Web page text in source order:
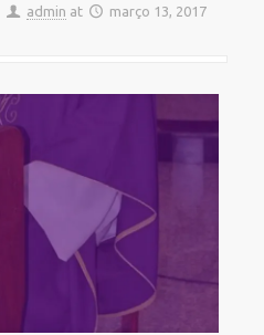
admin at março 13, 2017